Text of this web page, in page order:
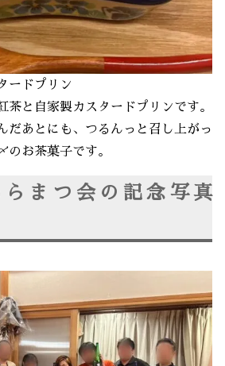
ードプリン
茶と自家製カスタードプリンです。
だあとにも、つるんっと召し上がっ
のお茶菓子です。
まつ会の記念写真